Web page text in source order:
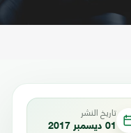
تاريخ النشر
01 ديسمبر 2017